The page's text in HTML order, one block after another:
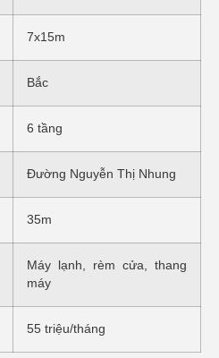
7x15m
Bắc
6 tầng
Đường Nguyễn Thị Nhung
35m
Máy lạnh, rèm cửa, thang
máy
55 triệu/tháng